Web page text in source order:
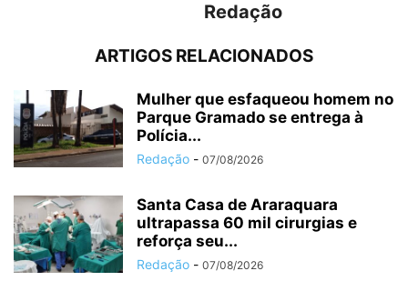
Redação
ARTIGOS RELACIONADOS
Mulher que esfaqueou homem no
Parque Gramado se entrega à
Polícia...
Redação - 07/08/2026
Santa Casa de Araraquara
ultrapassa 60 mil cirurgias e
reforça seu...
Redação - 07/08/2026